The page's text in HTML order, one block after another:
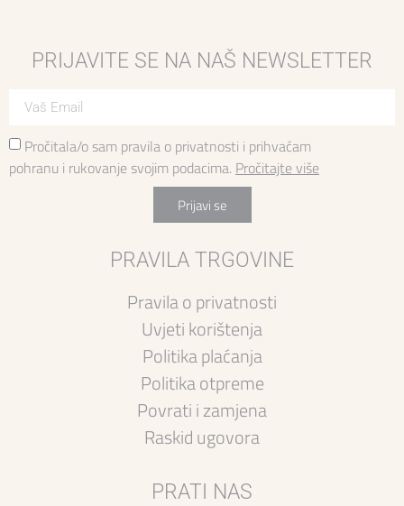
PRIJAVITE SE NA NAŠ NEWSLETTER
Pročitala/o sam pravila o privatnosti i prihvaćam
pohranu i rukovanje svojim podacima. Pročitajte više
Prijavi se
PRAVILA TRGOVINE
Pravila o privatnosti
Uvjeti korištenja
Politika plaćanja
Politika otpreme
Povrati i zamjena
Raskid ugovora
PRATI NAS